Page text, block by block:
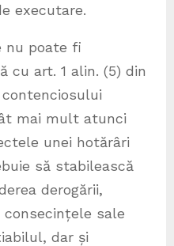
executare.
nu poate fi
cu art. 1 alin. (5) din
mai mult atunci
unei hotărâri
să stabilească
derogării,
sale
dar și